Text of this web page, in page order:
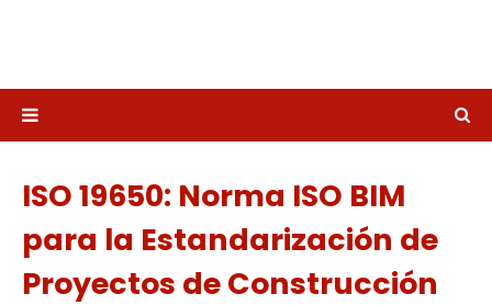
ISO 19650: Norma ISO BIM
para la Estandarización de
Proyectos de Construcción